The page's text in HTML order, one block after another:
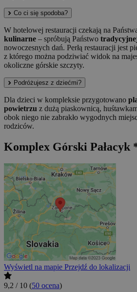
Co ci się spodoba?
W hotelowej restauracji czekają na
kulinarne – spróbują Państwo
nowoczesnych dań. Perłą restauracji jest
z którego można podziwiać widok na
okoliczne górskie szczyty.
Podróżujesz z dziećmi?
Dla dzieci w kompleksie przygotowano
powietrzu z dużą piaskownicą,
obok niego nie zabrakło wygodnych
rodziców.
Komplex Górski Pałacyk
Wyświetl na mapie Przejdź do lokalizacji
9,2 / 10 (50 ocena)